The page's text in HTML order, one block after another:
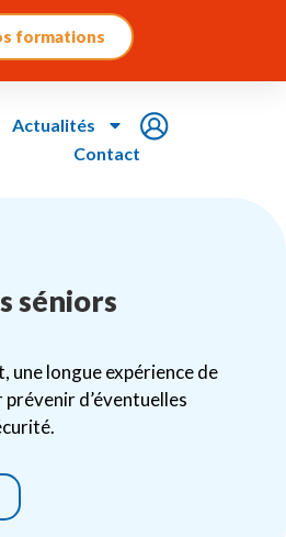
formations
Actualités
Contact
séniors
une longue expérience de
d’éventuelles